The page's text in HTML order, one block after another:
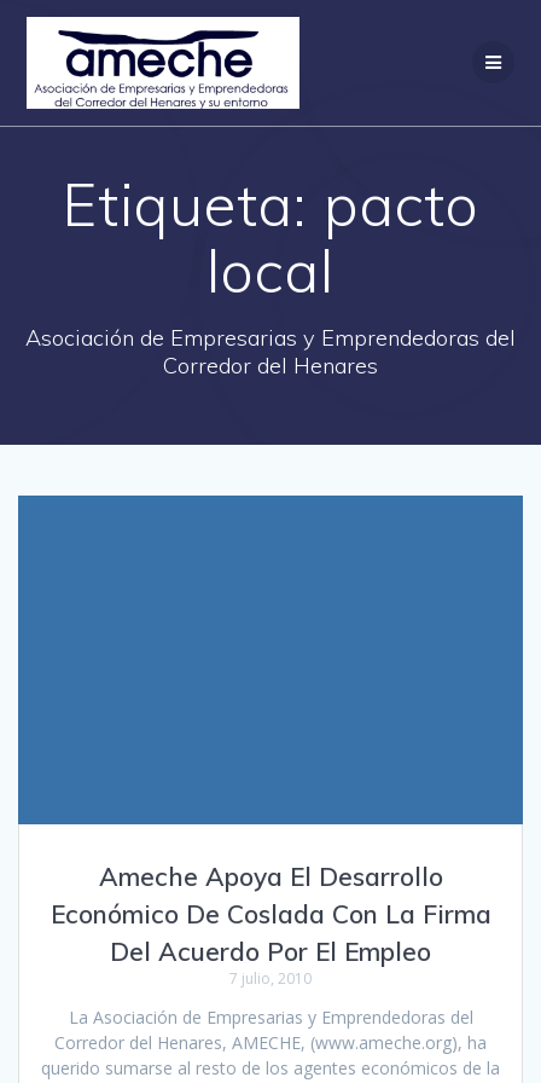
Saltar
Etiqueta: pacto
local
Asociación de Empresarias y Emprendedoras del
Corredor del Henares
Ameche Apoya El Desarrollo
Económico De Coslada Con La Firma
Del Acuerdo Por El Empleo
7 julio, 2010
La Asociación de Empresarias y Emprendedoras del
Corredor del Henares, AMECHE, (www.ameche.org), ha
querido sumarse al resto de los agentes económicos de la